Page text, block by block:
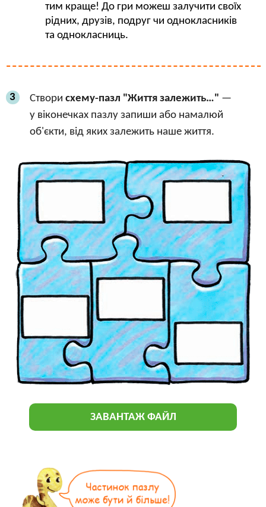
тим краще! До гри можеш залучити своїх
рідних, друзів, подруг чи однокласників
та однокласниць.
3 Створи схему-пазл "Життя залежить…" —
у віконечках пазлу запиши або намалюй
об'єкти, від яких залежить наше життя.
ЗАВАНТАЖ ФАЙЛ